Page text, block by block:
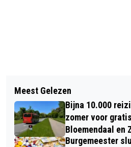
TECHPORT EN
OFFSHORE PORTS
IN ZEE
VERHAAL VAN DE
‘HAAN’ DANKZIJ
Meest Gelezen
Bijna 10.000
zomer voor
Bloemendaal en
Burgemeester